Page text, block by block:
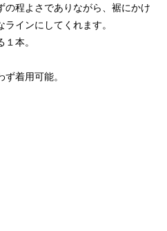
の程よさでありながら、裾にかけ
インにしてくれます。
本。
着用可能。